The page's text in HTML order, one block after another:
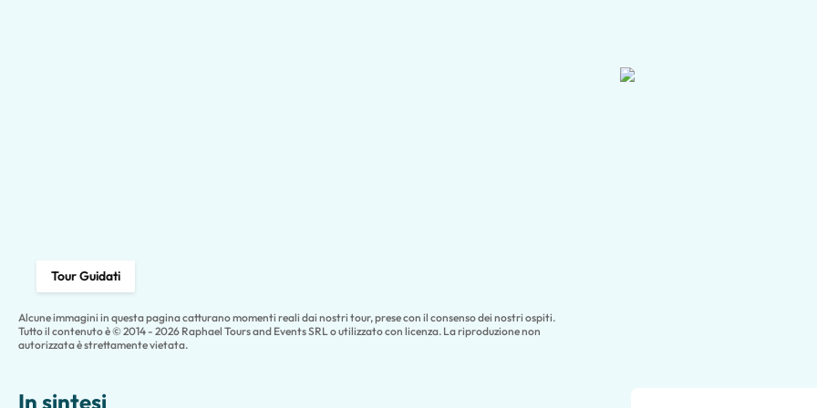
Tour Guidati
Alcune immagini in questa pagina catturano momenti reali dai nostri tour, prese con il consenso dei nostri ospiti.
Tutto il contenuto è © 2014 - 2026 Raphael Tours and Events SRL o utilizzato con licenza. La riproduzione non
autorizzata è strettamente vietata.
In sintesi